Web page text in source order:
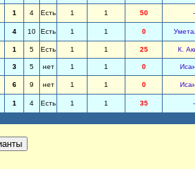
1 4 Есть 1 1 50 -
4 10 Есть 1 1 0
1 5 Есть 1 1 25 К.
3 5 нет 1 1 0
6 9 нет 1 1 0
1 4 Есть 1 1 35 -